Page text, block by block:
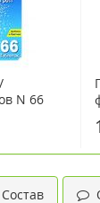
N 66
Состав